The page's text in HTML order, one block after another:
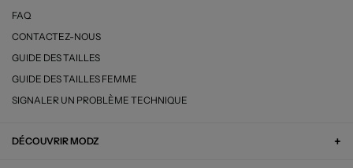
FAQ
CONTACTEZ-NOUS
GUIDE DES TAILLES
GUIDE DES TAILLES FEMME
SIGNALER UN PROBLÈME TECHNIQUE
DÉCOUVRIR MODZ